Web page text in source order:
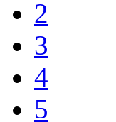
2
3
4
5